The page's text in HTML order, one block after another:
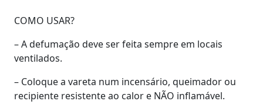
COMO USAR?
– A defumação deve ser feita sempre em locais
ventilados.
– Coloque a vareta num incensário, queimador ou
recipiente resistente ao calor e NÃO inflamável.